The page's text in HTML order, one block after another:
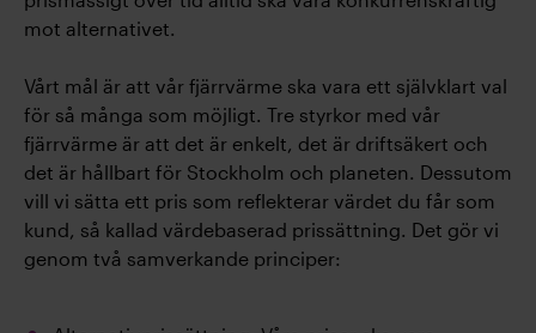
mot alternativet.
Vårt mål är att vår fjärrvärme ska vara ett självklart val
för så många som möjligt. Tre styrkor med vår
fjärrvärme är att det är enkelt, det är driftsäkert och
det är hållbart för Stockholm och planeten. Dessutom
vill vi sätta ett pris som reflekterar värdet du får som
kund, så kallad värdebaserad prissättning. Det gör vi
genom två samverkande principer: